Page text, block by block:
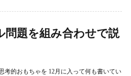
問題を組み合わせで説
考的おもちゃを 12月に入って何も書いてい